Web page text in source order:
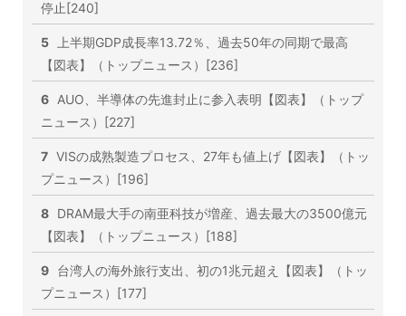
停止[240]
5
上半期GDP成長率13.72％、過去50年の同期で最高
【図表】（トップニュース）[236]
6 AUO、半導体の先進封止に参入表明【図表】（トップ
ニュース）[227]
7 VISの成熟製造プロセス、27年も値上げ【図表】（トッ
プニュース）[196]
8 DRAM最大手の南亜科技が増産、過去最大の3500億元
【図表】（トップニュース）[188]
9 台湾人の海外旅行支出、初の1兆元超え【図表】（トッ
プニュース）[177]